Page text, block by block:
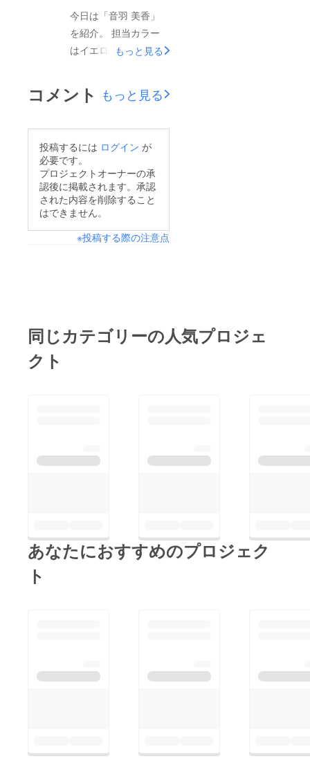
務めています。
今日は「音羽 美香」
を紹介。 担当カラー
はイエロー！ 現在、
フェ巡りとカメラが趣
外とサバサバとしたお
姉さんタイプな面も！
もっと見る
コメント もっと見る
投稿するには ログイン が
必要です。
プロジェクトオーナーの承
認後に掲載されます。承認
された内容を削除すること
はできません。
※投稿する際の注意点
同じカテゴリーの人気プロジェ
クト
あなたにおすすめのプロジェク
ト